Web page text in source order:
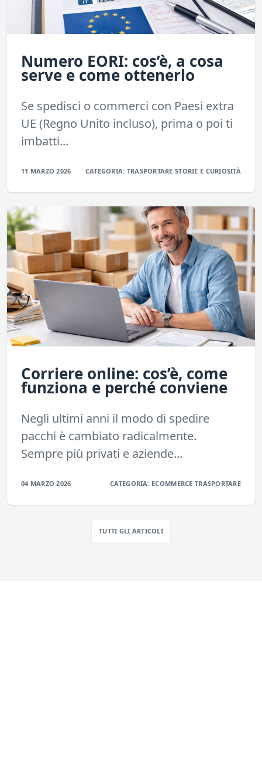
Numero EORI: cos’è, a cosa
serve e come ottenerlo
Se spedisci o commerci con Paesi extra
UE (Regno Unito incluso), prima o poi ti
imbatti...
11 MARZO 2026 CATEGORIA: TRASPORTARESTORIE E CURIOSITÀ
Corriere online: cos’è, come
funziona e perché conviene
Negli ultimi anni il modo di spedire
pacchi è cambiato radicalmente.
Sempre più privati e aziende...
04 MARZO 2026 CATEGORIA: ECOMMERCE TRASPORTARE
TUTTI GLI ARTICOLI